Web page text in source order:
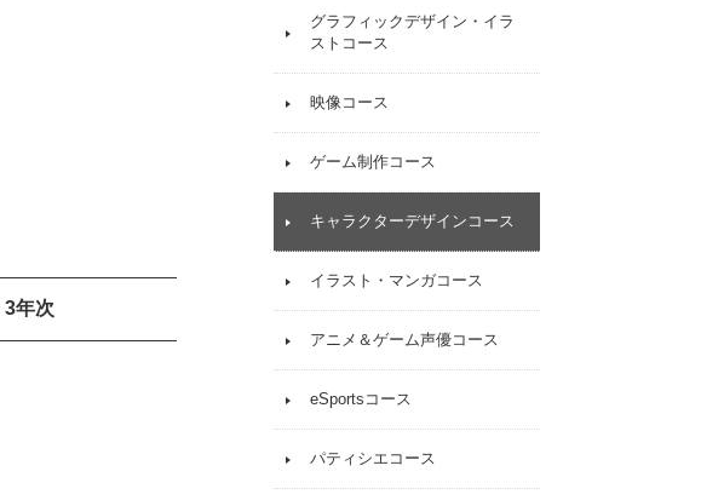
3年次
グラフィックデザイン・イラ
ストコース
映像コース
ゲーム制作コース
キャラクターデザインコース
イラスト・マンガコース
アニメ＆ゲーム声優コース
eSportsコース
パティシエコース